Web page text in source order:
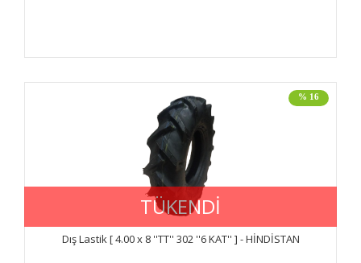
% 16
TÜKENDİ
Dış Lastik [ 4.00 x 8 ''TT'' 302 ''6 KAT'' ] - HİNDİSTAN